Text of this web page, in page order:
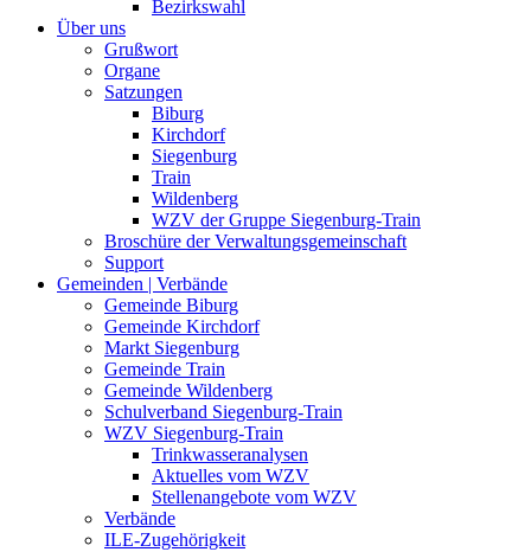
Bezirkswahl
Über uns
Grußwort
Organe
Satzungen
Biburg
Kirchdorf
Siegenburg
Train
Wildenberg
WZV der Gruppe Siegenburg-Train
Broschüre der Verwaltungsgemeinschaft
Support
Gemeinden | Verbände
Gemeinde Biburg
Gemeinde Kirchdorf
Markt Siegenburg
Gemeinde Train
Gemeinde Wildenberg
Schulverband Siegenburg-Train
WZV Siegenburg-Train
Trinkwasseranalysen
Aktuelles vom WZV
Stellenangebote vom WZV
Verbände
ILE-Zugehörigkeit